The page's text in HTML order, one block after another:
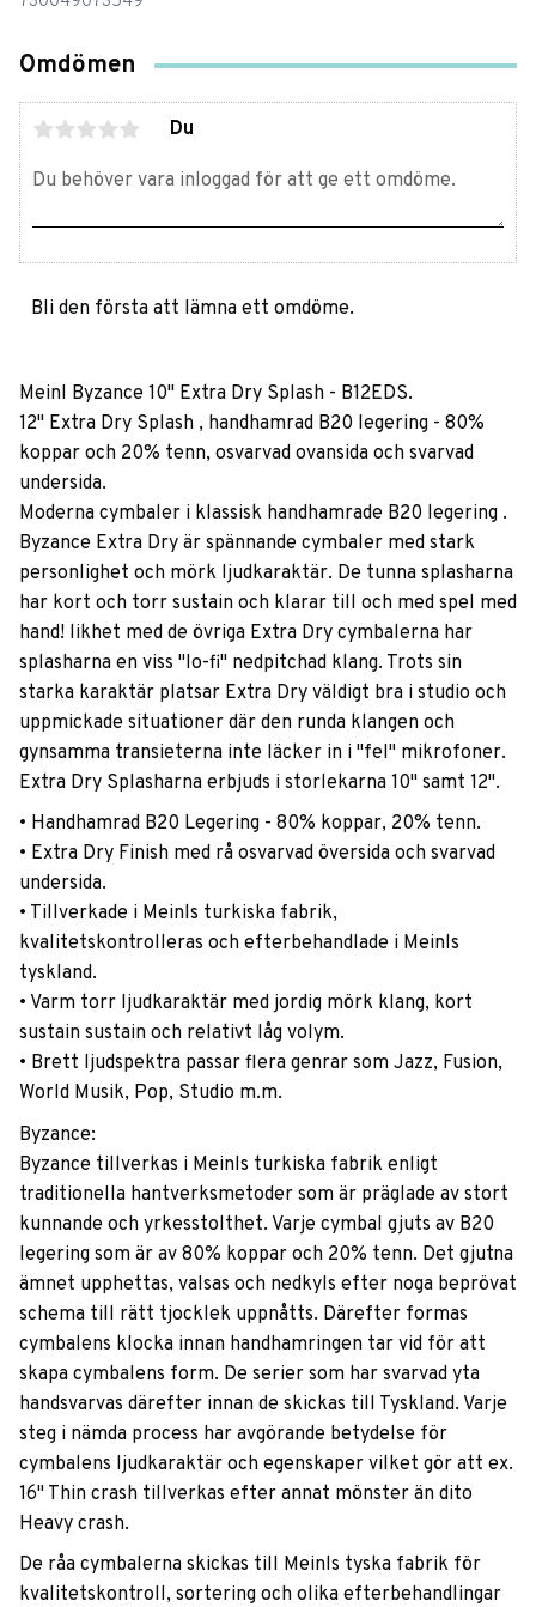
Omdömen
Du
Bli den första att lämna ett omdöme.
Meinl Byzance 10" Extra Dry Splash - B12EDS.
12" Extra Dry Splash , handhamrad B20 legering - 80%
koppar och 20% tenn, osvarvad ovansida och svarvad
undersida.
Moderna cymbaler i klassisk handhamrade B20 legering .
Byzance Extra Dry är spännande cymbaler med stark
personlighet och mörk ljudkaraktär. De tunna splasharna
har kort och torr sustain och klarar till och med spel med
hand! likhet med de övriga Extra Dry cymbalerna har
splasharna en viss "lo-fi" nedpitchad klang. Trots sin
starka karaktär platsar Extra Dry väldigt bra i studio och
uppmickade situationer där den runda klangen och
gynsamma transieterna inte läcker in i "fel" mikrofoner.
Extra Dry Splasharna erbjuds i storlekarna 10" samt 12".
• Handhamrad B20 Legering - 80% koppar, 20% tenn.
• Extra Dry Finish med rå osvarvad översida och svarvad
undersida.
• Tillverkade i Meinls turkiska fabrik,
kvalitetskontrolleras och efterbehandlade i Meinls
tyskland.
• Varm torr ljudkaraktär med jordig mörk klang, kort
sustain sustain och relativt låg volym.
• Brett ljudspektra passar flera genrar som Jazz, Fusion,
World Musik, Pop, Studio m.m.
Byzance:
Byzance tillverkas i Meinls turkiska fabrik enligt
traditionella hantverksmetoder som är präglade av stort
kunnande och yrkesstolthet. Varje cymbal gjuts av B20
legering som är av 80% koppar och 20% tenn. Det gjutna
ämnet upphettas, valsas och nedkyls efter noga beprövat
schema till rätt tjocklek uppnåtts. Därefter formas
cymbalens klocka innan handhamringen tar vid för att
skapa cymbalens form. De serier som har svarvad yta
handsvarvas därefter innan de skickas till Tyskland. Varje
steg i nämda process har avgörande betydelse för
cymbalens ljudkaraktär och egenskaper vilket gör att ex.
16" Thin crash tillverkas efter annat mönster än dito
Heavy crash.
De råa cymbalerna skickas till Meinls tyska fabrik för
kvalitetskontroll, sortering och olika efterbehandlingar